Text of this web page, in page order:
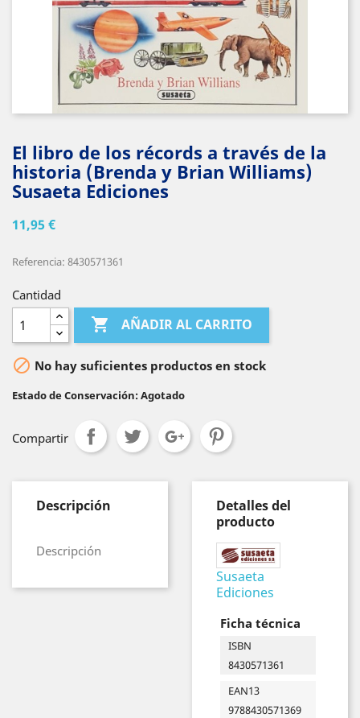
El libro de los récords a través de la
historia (Brenda y Brian Williams)
Susaeta Ediciones
11,95 €
Referencia: 8430571361
Cantidad
 AÑADIR AL CARRITO
 No hay suficientes productos en stock
Estado de Conservación: Agotado
Compartir
Descripción
Descripción
Detalles del
producto
Susaeta
Ediciones
Ficha técnica
ISBN
8430571361
EAN13
9788430571369